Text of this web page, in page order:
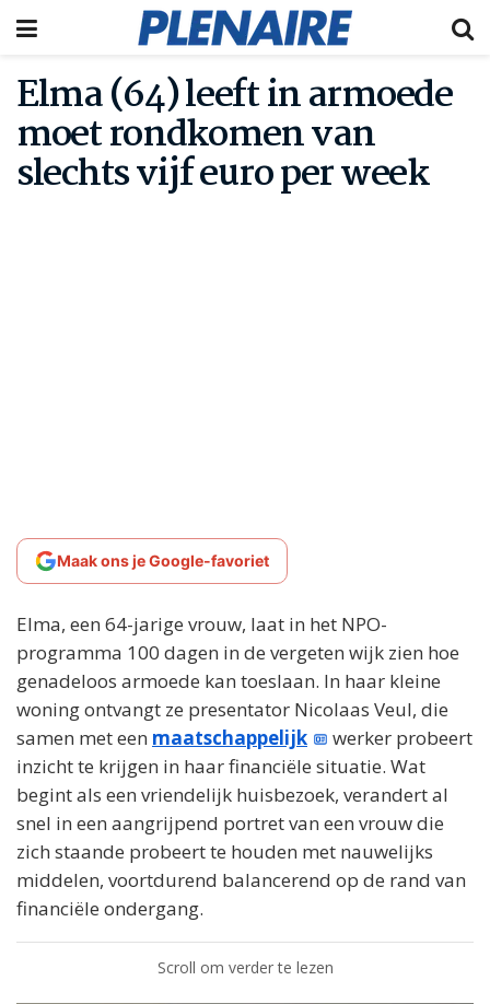
Elma (64) leeft in armoede
moet rondkomen van
slechts vijf euro per week
Maak ons je Google-favoriet
Elma, een 64-jarige vrouw, laat in het NPO-
programma 100 dagen in de vergeten wijk zien hoe
genadeloos armoede kan toeslaan. In haar kleine
woning ontvangt ze presentator Nicolaas Veul, die
samen met een maatschappelijk
werker probeert
inzicht te krijgen in haar financiële situatie. Wat
begint als een vriendelijk huisbezoek, verandert al
snel in een aangrijpend portret van een vrouw die
zich staande probeert te houden met nauwelijks
middelen, voortdurend balancerend op de rand van
financiële ondergang.
Scroll om verder te lezen